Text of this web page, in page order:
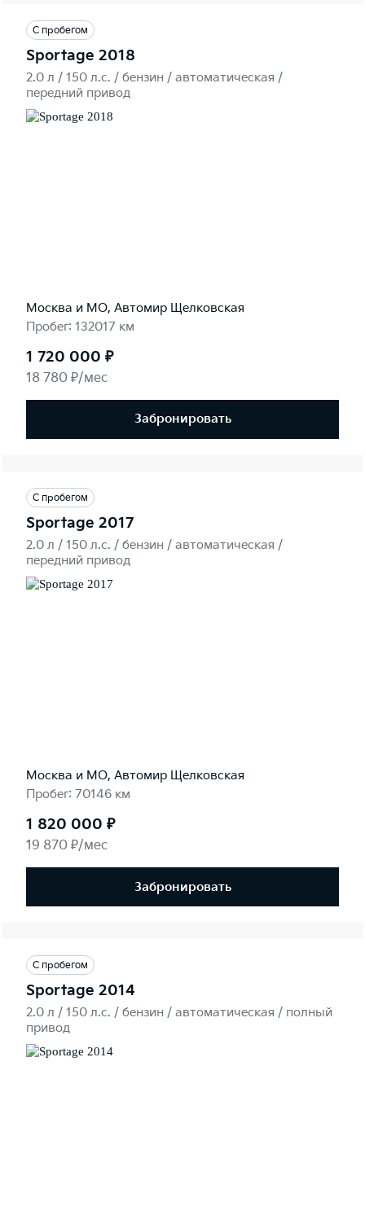
С пробегом
Sportage 2018
2.0 л / 150 л.c. / бензин / автоматическая /
передний привод
Москва и МО, Автомир Щелковская
Пробег: 132017 км
1 720 000 ₽
18 780 ₽/мес
Забронировать
С пробегом
Sportage 2017
2.0 л / 150 л.c. / бензин / автоматическая /
передний привод
Москва и МО, Автомир Щелковская
Пробег: 70146 км
1 820 000 ₽
19 870 ₽/мес
Забронировать
С пробегом
Sportage 2014
2.0 л / 150 л.c. / бензин / автоматическая / полный
привод